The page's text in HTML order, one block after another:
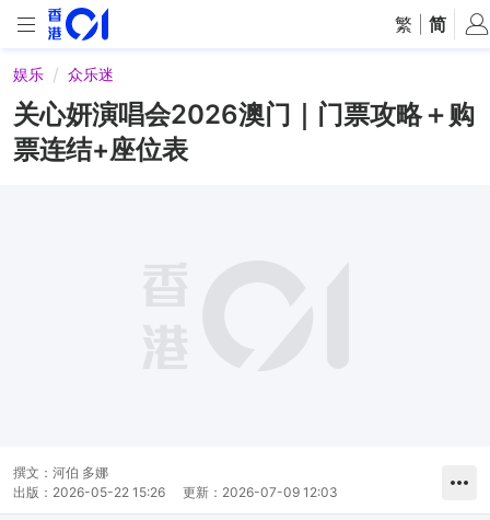
繁 简
娱乐 众乐迷
关心妍演唱会2026澳门｜门票攻略＋购
票连结+座位表
撰文： 河伯 多娜
出版： 2026-05-22 15:26 更新： 2026-07-09 12:03